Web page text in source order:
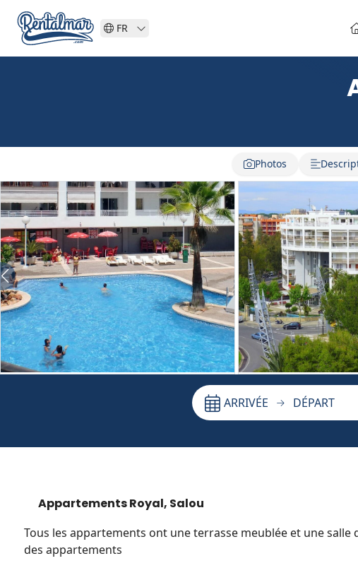
FR
Photos
ARRIVÉE DÉPART
Appartements Royal, Salou
Tous les appartements ont une terrasse meublée et une
des appartements